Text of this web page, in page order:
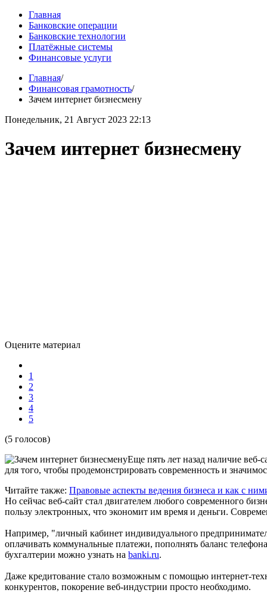
Главная
Банковские операции
Банковские технологии
Платёжные системы
Финансовые услуги
Главная/
Финансовая грамотность/
Зачем интернет бизнесмену
Понедельник, 21 Август 2023 22:13
Зачем интернет бизнесмену
Оцените материал
1
2
3
4
5
(5 голосов)
Еще пять лет назад наличие веб-
для того, чтобы продемонстрировать современность и
Читайте также: Правовые аспекты ведения бизнеса и как с
Но сейчас веб-сайт стал двигателем любого современного
пользу электронных, что экономит им время и деньги.
Например, "личный кабинет индивидуального
оплачивать коммунальные платежи, пополнять баланс
бухгалтерии можно узнать на banki.ru.
Даже кредитование стало возможным с помощью интернет-
конкурентов, покорение веб-индустрии просто необходимо.